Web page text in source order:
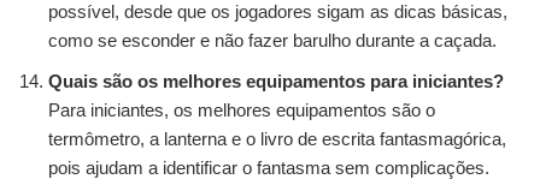
possível, desde que os jogadores sigam as dicas básicas,
como se esconder e não fazer barulho durante a caçada.
Quais são os melhores equipamentos para iniciantes?
Para iniciantes, os melhores equipamentos são o
termômetro, a lanterna e o livro de escrita fantasmagórica,
pois ajudam a identificar o fantasma sem complicações.